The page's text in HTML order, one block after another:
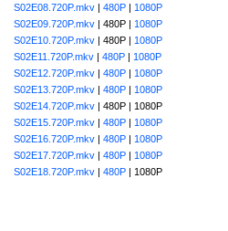
S02E08.720P.mkv | 480P | 1080P
S02E09.720P.mkv | 480P | 1080P
S02E10.720P.mkv | 480P | 1080P
S02E11.720P.mkv | 480P | 1080P
S02E12.720P.mkv | 480P | 1080P
S02E13.720P.mkv | 480P | 1080P
S02E14.720P.mkv | 480P | 1080P
S02E15.720P.mkv | 480P | 1080P
S02E16.720P.mkv | 480P | 1080P
S02E17.720P.mkv | 480P | 1080P
S02E18.720P.mkv | 480P | 1080P